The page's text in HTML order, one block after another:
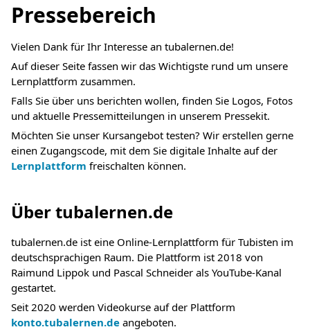
Pressebereich
Vielen Dank für Ihr Interesse an tubalernen.de!
Auf dieser Seite fassen wir das Wichtigste rund um unsere
Lernplattform zusammen.
Falls Sie über uns berichten wollen, finden Sie Logos, Fotos
und aktuelle Pressemitteilungen in unserem Pressekit.
Möchten Sie unser Kursangebot testen? Wir erstellen gerne
einen Zugangscode, mit dem Sie digitale Inhalte auf der
Lernplattform freischalten können.
Über tubalernen.de
tubalernen.de ist eine Online-Lernplattform für Tubisten im
deutschsprachigen Raum. Die Plattform ist 2018 von
Raimund Lippok und Pascal Schneider als YouTube-Kanal
gestartet.
Seit 2020 werden Videokurse auf der Plattform
konto.tubalernen.de angeboten.